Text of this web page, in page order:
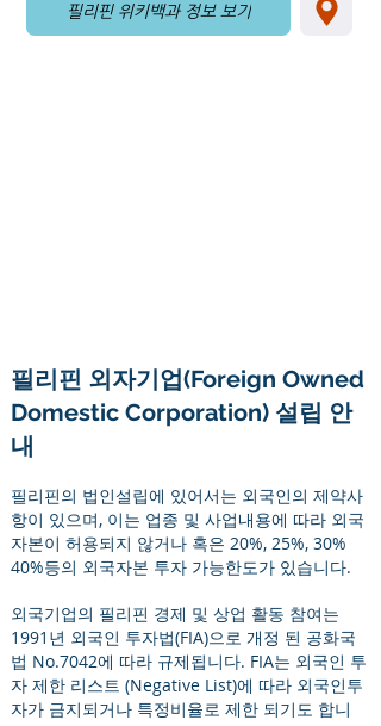
필리핀 위키백과 정보 보기
필리핀 외자기업(Foreign Owned
Domestic Corporation) 설립 안
내
필리핀의 법인설립에 있어서는 외국인의 제약사
항이 있으며, 이는 업종 및 사업내용에 따라 외국
자본이 허용되지 않거나 혹은 20%, 25%, 30%
40%등의 외국자본 투자 가능한도가 있습니다.
외국기업의 필리핀 경제 및 상업 활동 참여는
1991년 외국인 투자법(FIA)으로 개정 된 공화국
법 No.7042에 따라 규제됩니다. FIA는 외국인 투
자 제한 리스트 (Negative List)에 따라 외국인투
자가 금지되거나 특정비율로 제한 되기도 합니